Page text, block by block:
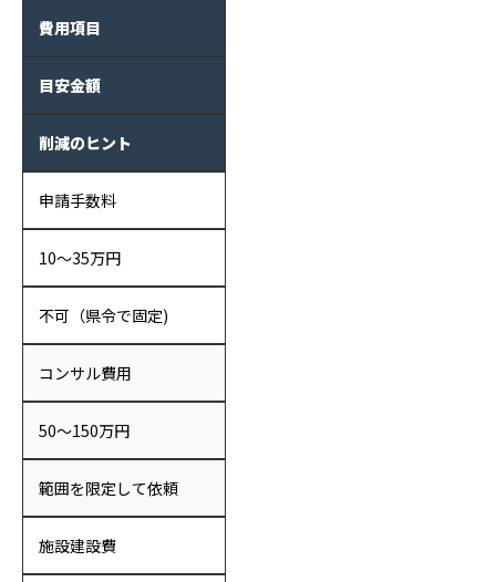
費用項目
目安金額
削減のヒント
申請手数料
10〜35万円
不可（県令で固定)
コンサル費用
50〜150万円
範囲を限定して依頼
施設建設費